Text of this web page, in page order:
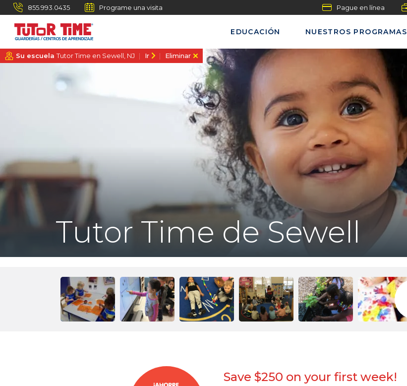
855.993.0435 Programe una visita Pague en línea
EDUCACIÓN NUESTROS PROGRAMAS
Su escuelaTutor Time en Sewell, NJ Ir Eliminar
Tutor Time de Sewell
Save $250 on your first week!